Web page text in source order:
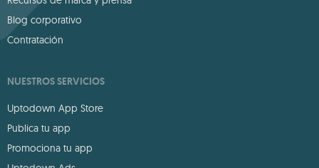
Blog corporativo
Contratación
NUESTROS SERVICIOS
Uptodown App Store
Publica tu app
Promociona tu app